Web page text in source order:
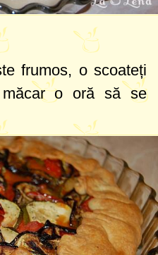
frumos, o scoateți
o oră să se